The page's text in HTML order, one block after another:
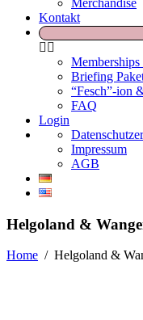
Merchandise
Kontakt
Briefing
“Fesch”-ion
FAQ
Login
Impressum
AGB
Helgoland &
Home / Helgoland &